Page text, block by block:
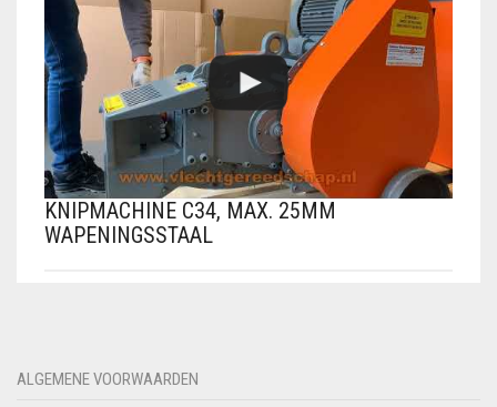
KNIPMACHINE C34, MAX. 25MM
WAPENINGSSTAAL
ALGEMENE VOORWAARDEN